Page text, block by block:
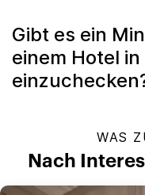
Gibt es ein
einem Hotel
WAS
Nach